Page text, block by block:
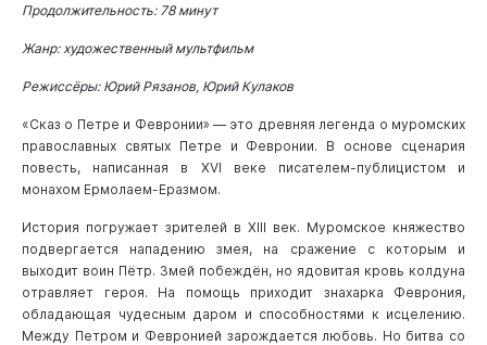
Продолжительность: 78 минут
Жанр: художественный мультфильм
Режиссёры: Юрий Рязанов, Юрий Кулаков
«Сказ о Петре и Февронии» — это древняя легенда о муромских
православных святых Петре и Февронии. В основе сценария
повесть, написанная в XVI веке писателем-публицистом и
монахом Ермолаем-Еразмом.
История погружает зрителей в XIII век. Муромское княжество
подвергается нападению змея, на сражение с которым и
выходит воин Пётр. Змей побеждён, но ядовитая кровь колдуна
отравляет героя. На помощь приходит знахарка Феврония,
обладающая чудесным даром и способностями к исцелению.
Между Петром и Февронией зарождается любовь. Но битва со